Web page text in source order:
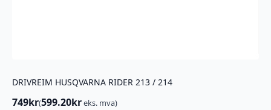
DRIVREIM HUSQVARNA RIDER 213 / 214
749kr(599.20kreks. mva)